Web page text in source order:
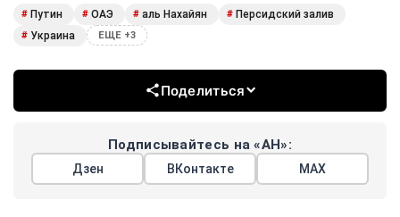
# Путин # ОАЭ # аль Нахайян # Персидский залив
# Украина ЕЩЕ +3
Поделиться
Подписывайтесь на «АН»:
Дзен ВКонтакте МАХ